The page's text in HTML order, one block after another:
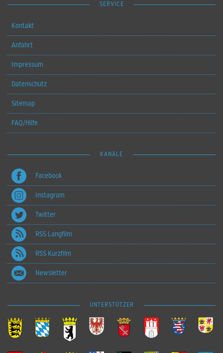
SERVICE
Kontakt
Anfahrt
Impressum
Datenschutz
Sitemap
FAQ/Hilfe
KANÄLE
Facebook
Instagram
Twitter
RSS Langfilm
RSS Kurzfilm
Newsletter
UNTERSTÜTZER